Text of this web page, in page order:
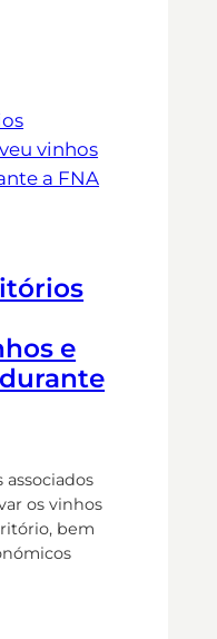
e
os vinhos
bem